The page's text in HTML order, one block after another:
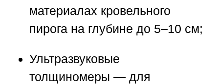
материалах кровельного
пирога на глубине до 5–10 см;
Ультразвуковые
толщиномеры — для